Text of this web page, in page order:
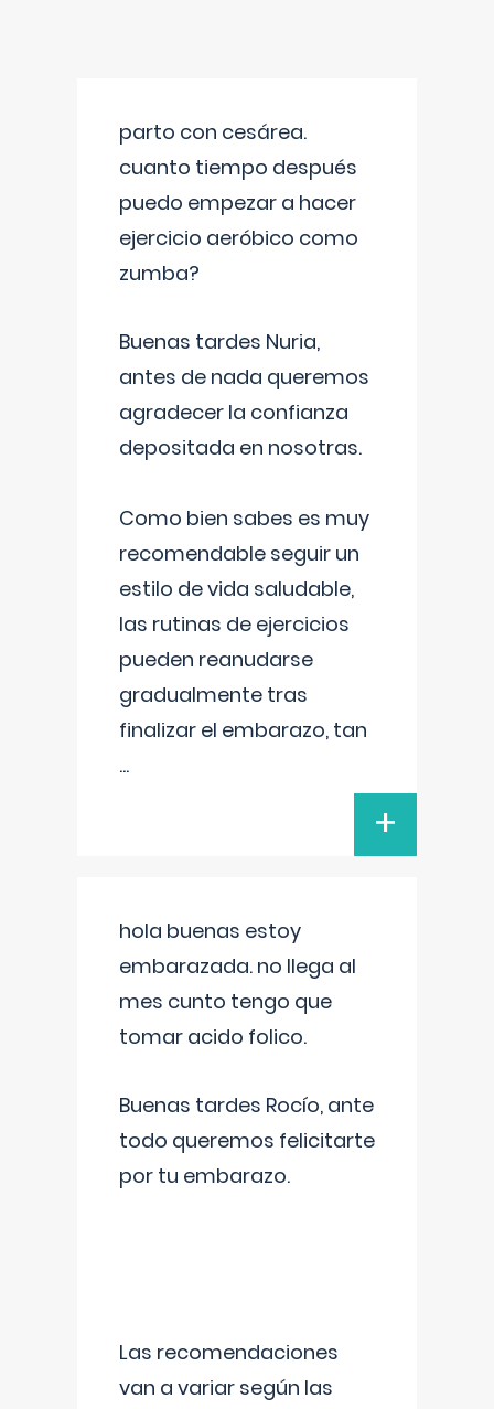
parto con cesárea.
cuanto tiempo después
puedo empezar a hacer
ejercicio aeróbico como
zumba?
Buenas tardes Nuria,
antes de nada queremos
agradecer la confianza
depositada en nosotras.
Como bien sabes es muy
recomendable seguir un
estilo de vida saludable,
las rutinas de ejercicios
pueden reanudarse
gradualmente tras
finalizar el embarazo, tan
...
+
hola buenas estoy
embarazada. no llega al
mes cunto tengo que
tomar acido folico.
Buenas tardes Rocío, ante
todo queremos felicitarte
por tu embarazo.
Las recomendaciones
van a variar según las